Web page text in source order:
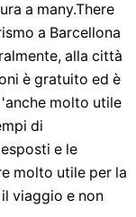
a many.There
a Barcellona
alla città
è gratuito ed è
molto utile
di
e le
molto utile per la
viaggio e non